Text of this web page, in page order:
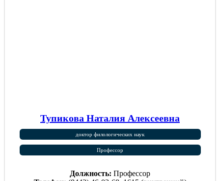
Тупикова Наталия Алексеевна
доктор филологических наук
Профессор
Должность: Профессор